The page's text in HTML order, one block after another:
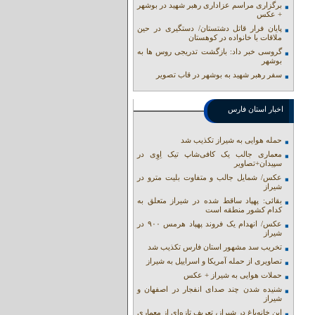
برگزاری مراسم عزاداری رهبر شهید در بوشهر
+ عکس
پایان فرار قاتل دشتستان/ دستگیری در حین
ملاقات با خانواده در کوهستان
گروسی خبر داد: بازگشت تدریجی روس ها به
بوشهر
سفر رهبر شهید به بوشهر در قاب تصویر
اخبار استان فارس
حمله هوایی به شیراز تکذیب شد
معماری جالب یک کافی‌شاپ تیک اِوِی در
سپیدان+تصاویر
عکس/ شمایل جالب و متفاوت بلیت مترو در
شیراز
بقائی: پهپاد ساقط شده در شیراز متعلق به
کدام کشور منطقه است
عکس/ انهدام یک فروند پهپاد هرمس ۹۰۰ در
شیراز
تخریب سد مشهور استان فارس تکذیب شد
تصاویری از حمله آمریکا و اسراییل به شیراز
حملات هوایی به شیراز + عکس
شنیده شدن چند صدای انفجار در اصفهان و
شیراز
این خانه‌باغ در شیراز، تعریف تازه‌ای از معماری